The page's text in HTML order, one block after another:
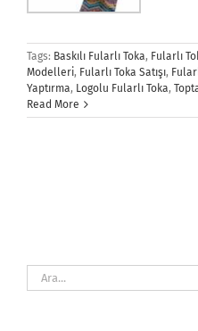
Tags: Baskılı Fularlı Toka, Fularlı
Modelleri, Fularlı Toka Satışı,
Yaptırma, Logolu Fularlı Toka,
Read More
Ara: